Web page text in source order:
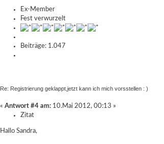
Ex-Member
Fest verwurzelt
Beiträge: 1.047
Re: Registrierung geklappt,jetzt kann ich mich vorsstellen : )
« Antwort #4 am: 10.Mai 2012, 00:13 »
Zitat
Hallo Sandra,